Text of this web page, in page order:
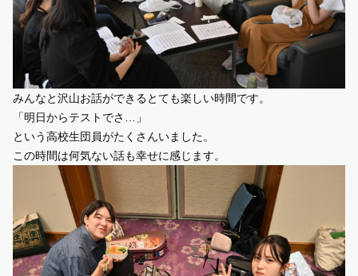
みんなと沢山お話ができるとても楽しい時間です。
「明日からテストでさ…」
という高校生団員がたくさんいました。
この時間は何気ない話も幸せに感じます。